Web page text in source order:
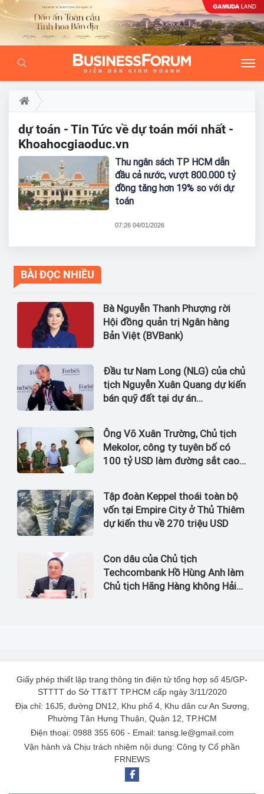
dự toán - Tin Tức về dự toán mới nhất -
Khoahocgiaoduc.vn
Thu ngân sách TP HCM dẫn
đầu cả nước, vượt 800.000 tỷ
đồng tăng hơn 19% so với dự
toán
07:26 04/01/2026
BÀI ĐỌC NHIỀU
Bà Nguyễn Thanh Phượng rời
Hội đồng quản trị Ngân hàng
Bản Việt (BVBank)
Đầu tư Nam Long (NLG) của chủ
tịch Nguyễn Xuân Quang dự kiến
bán quỹ đất tại dự án
Ông Võ Xuân Trường, Chủ tịch
Mekolor, công ty tuyên bố có
100 tỷ USD làm đường sắt cao
Tập đoàn Keppel thoái toàn bộ
vốn tại Empire City ở Thủ Thiêm
dự kiến thu về 270 triệu USD
Con dâu của Chủ tịch
Techcombank Hồ Hùng Anh làm
Chủ tịch Hãng Hàng không Hải
Giấy phép thiết lập trang thông tin điện tử tổng hợp số 45/GP-
STTTT do Sở TT&TT TP.HCM cấp ngày 3/11/2020
Địa chỉ: 16J5, đường DN12, Khu phố 4, Khu dân cư An Sương,
Phường Tân Hưng Thuận, Quận 12, TP.HCM
Điện thoại: 0988 355 606 - Email: tansg.le@gmail.com
Vận hành và Chịu trách nhiệm nội dung: Công ty Cổ phần
FRNEWS